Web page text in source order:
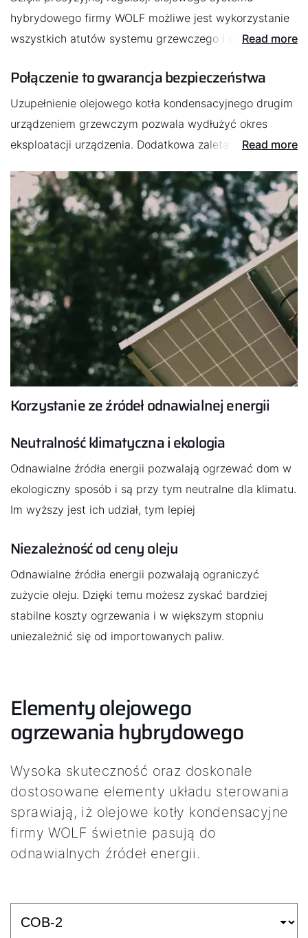
hybrydowego firmy WOLF możliwe jest wykorzystanie
wszystkich atutów systemu grzewczego i osiągnięcie
oleju, a tym samym również niższe koszty ogrzewania
Read more
Połączenie to gwarancja bezpieczeństwa
Uzupełnienie olejowego kotła kondensacyjnego drugim
urządzeniem grzewczym pozwala wydłużyć okres
eksploatacji urządzenia. Dodatkowa zaleta: Zyskujesz
jedno z obu urządzeń grzewczych kontynuuje pracę.
Read more
Korzystanie ze źródeł odnawialnej energii
Neutralność klimatyczna i ekologia
Odnawialne źródła energii pozwalają ogrzewać dom w
ekologiczny sposób i są przy tym neutralne dla klimatu.
Im wyższy jest ich udział, tym lepiej
Niezależność od ceny oleju
Odnawialne źródła energii pozwalają ograniczyć
zużycie oleju. Dzięki temu możesz zyskać bardziej
stabilne koszty ogrzewania i w większym stopniu
uniezależnić się od importowanych paliw.
Elementy olejowego
ogrzewania hybrydowego
Wysoka skuteczność oraz doskonale
dostosowane elementy układu sterowania
sprawiają, iż olejowe kotły kondensacyjne
firmy WOLF świetnie pasują do
odnawialnych źródeł energii.
Jak możemy Ci pomóc?
Znajdź swojego eksperta
Przydatne linki
Kariera
O nas
Kontakt